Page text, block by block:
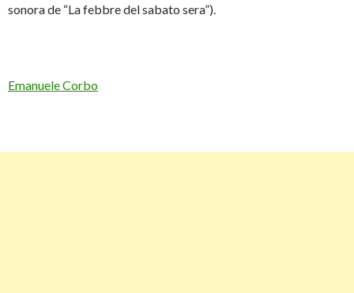
sonora de “La febbre del sabato sera”).
Emanuele Corbo